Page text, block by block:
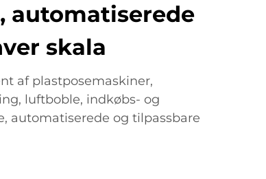
automatiserede
skala
af plastposemaskiner,
luftboble, indkøbs- og
automatiserede og tilpassbare